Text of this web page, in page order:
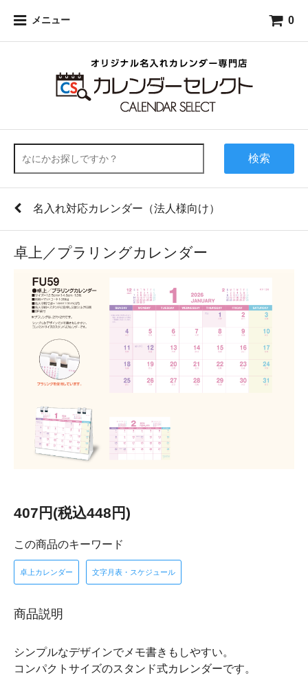
メニュー 0
検索
名入れ対応カレンダー（法人様向け）
卓上／プラリングカレンダー
407円(税込448円)
この商品のキーワード
卓上カレンダー 文字月表・スケジュール
商品説明
シンプルなデザインでメモ書きもしやすい。
コンパクトサイズのスタンド式カレンダーです。